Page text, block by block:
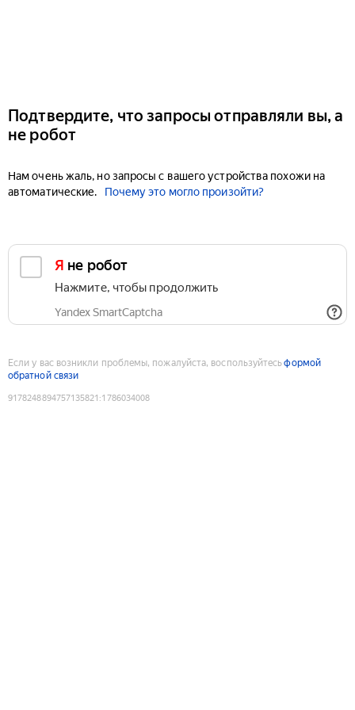
Подтвердите, что запросы отправляли вы, а
не робот
Нам очень жаль, но запросы с вашего устройства похожи на
автоматические.
Почему это могло произойти?
Я не робот
Нажмите, чтобы продолжить
Yandex SmartCaptcha
Если у вас возникли проблемы, пожалуйста, воспользуйтесьформой
обратной связи
9178248894757135821 :1786034008